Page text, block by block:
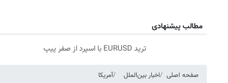
مطالب پیشنهادی
ترید EURUSD با اسپرد از صفر پیپ
صفحه اصلی اخبار بین‌الملل آمریکا